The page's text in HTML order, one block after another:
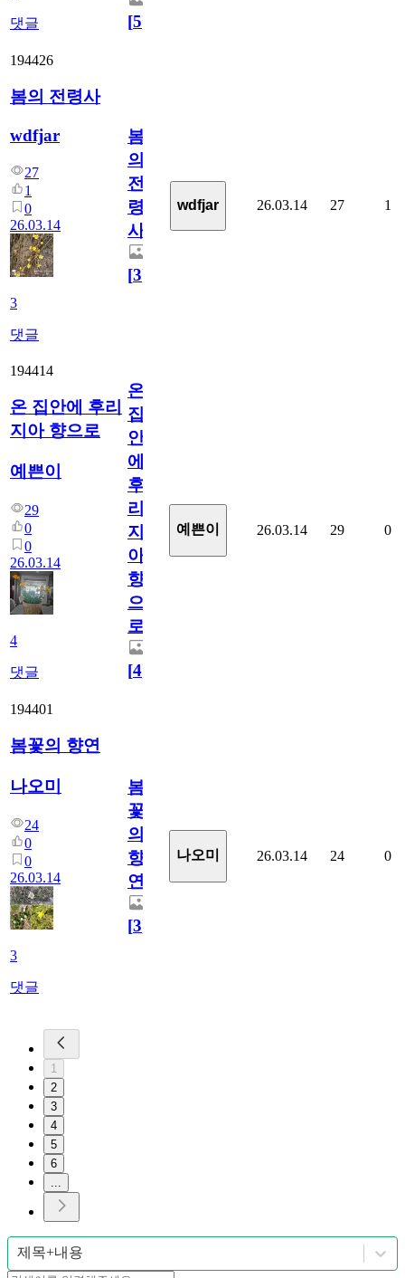
댓글 [5]
194426
봄의 전령사
wdfjar
27
1
0
26.03.14
3
댓글
봄
의
전
령
사
[3]
wdfjar 26.03.14 27 1
194414
온 집안에 후리
지아 향으로
예쁜이
29
0
0
26.03.14
4
댓글
온
집
안
에
후
리
지
아
향
으
로
[4]
예쁜이 26.03.14 29 0
194401
봄꽃의 향연
나오미
24
0
0
26.03.14
3
댓글
봄
꽃
의
향
연
[3]
나오미 26.03.14 24 0
1
2
3
4
5
6
제목+내용